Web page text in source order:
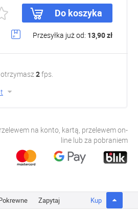
Do koszyka
Przesyłka już od: 13,90 zł
2fps.
na konto, kartą, przelewem on-
line lub za pobraniem
Zapytaj Kup